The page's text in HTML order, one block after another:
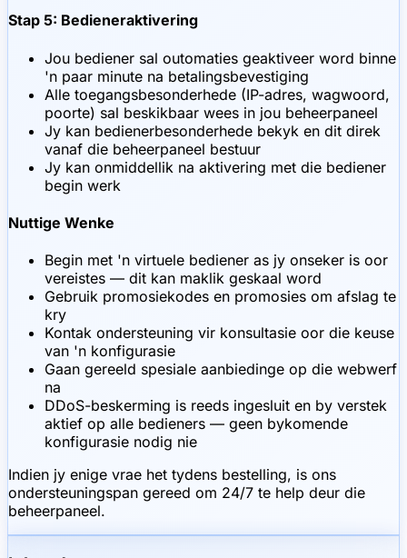
Stap 5: Bedieneraktivering
Jou bediener sal outomaties geaktiveer word binne
'n paar minute na betalingsbevestiging
Alle toegangsbesonderhede (IP-adres, wagwoord,
poorte) sal beskikbaar wees in jou beheerpaneel
Jy kan bedienerbesonderhede bekyk en dit direk
vanaf die beheerpaneel bestuur
Jy kan onmiddellik na aktivering met die bediener
begin werk
Nuttige Wenke
Begin met 'n virtuele bediener as jy onseker is oor
vereistes — dit kan maklik geskaal word
Gebruik promosiekodes en promosies om afslag te
kry
Kontak ondersteuning vir konsultasie oor die keuse
van 'n konfigurasie
Gaan gereeld spesiale aanbiedinge op die webwerf
na
DDoS-beskerming is reeds ingesluit en by verstek
aktief op alle bedieners — geen bykomende
konfigurasie nodig nie
Indien jy enige vrae het tydens bestelling, is ons
ondersteuningspan gereed om 24/7 te help deur die
beheerpaneel.